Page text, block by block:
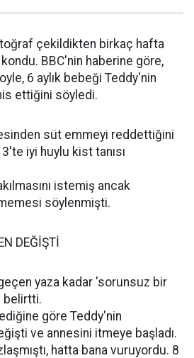
çekildikten birkaç hafta
BBC'nin haberine göre,
6 aylık bebeği Teddy'nin
ettiğini söyledi.
süt emmeyi reddettiğini
iyi huylu kist tanısı
istemiş ancak
söylenmişti.
DEĞİŞTİ
yaza kadar 'sorunsuz bir
belirtti.
göre Teddy'nin
ve annesini itmeye başladı.
hatta bana vuruyordu. 8